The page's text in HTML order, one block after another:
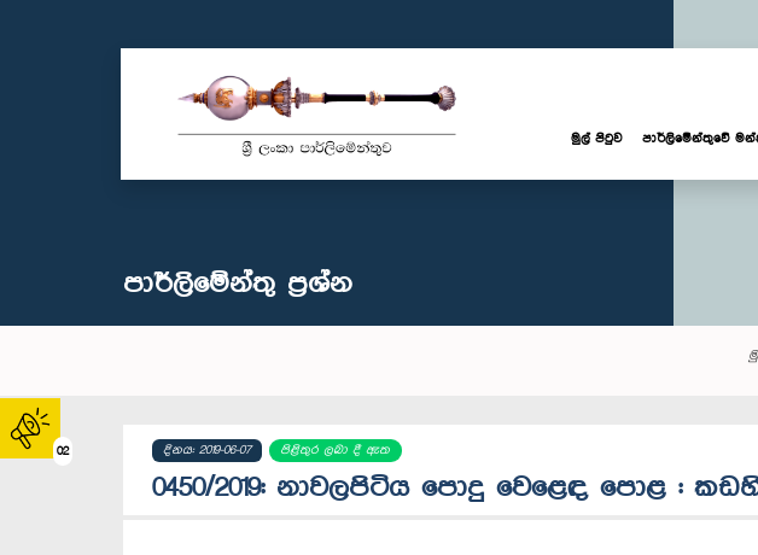
02
මුල් පිටුව පාර්ලි‌මේන්තුවේ
පාර්ලි‌මේන්තු‌ ප්‍රශ්න
දිනය: 2019-06-07 පිළිතුර ලබා දී ඇත
0450/2019: නාවලපිටිය පොදු වෙළෙඳ පොළ :